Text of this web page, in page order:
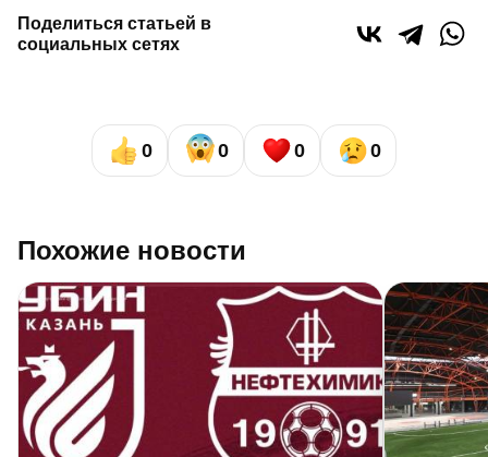
Поделиться статьей в
социальных сетях
0 0 0 0
Похожие новости